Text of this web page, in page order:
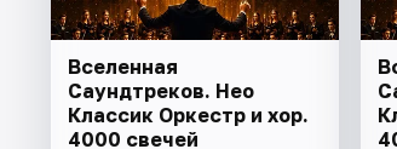
Вселенная
Саундтреков. Нео
Классик Оркестр и хор.
4000 свечей